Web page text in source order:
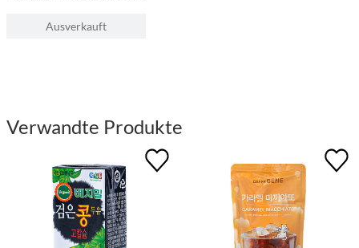
Ausverkauft
Verwandte Produkte